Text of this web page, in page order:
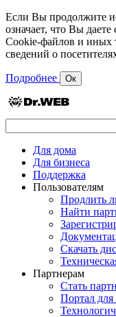
Если Вы продолжите
означает, что Вы
Cookie-файлов и иных
сведений о
Подробнее Ок
Для дома
Для бизнеса
Поддержка
Пользователям
Продлить
Найти
Скачать
Партнерам
Стать
Портал для